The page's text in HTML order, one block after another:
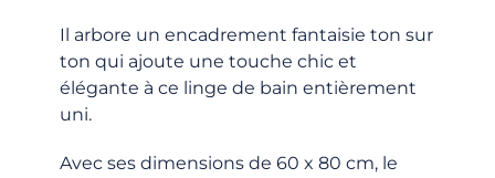
Il arbore un encadrement fantaisie ton sur
ton qui ajoute une touche chic et
élégante à ce linge de bain entièrement
uni.
Avec ses dimensions de 60 x 80 cm, le